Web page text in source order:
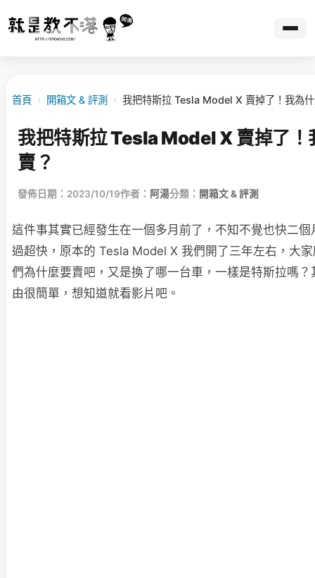
首頁 › 開箱文 & 評測 › 我把特斯拉 Tesla Model X 賣掉了！我為
我把特斯拉 Tesla Model X 賣掉了！
賣？
發佈日期：2023/10/19作者： 阿湯分類： 開箱文 & 評測
這件事其實已經發生在一個多月前了，不知不覺也快二個
過超快，原本的 Tesla Model X 我們開了三年左右，大
們為什麼要賣吧，又是換了哪一台車，一樣是特斯拉嗎？
由很簡單，想知道就看影片吧。